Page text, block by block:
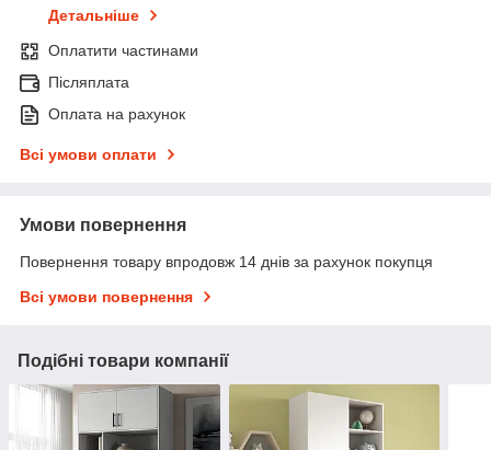
Детальніше
Оплатити частинами
Післяплата
Оплата на рахунок
Всі умови оплати
Умови повернення
Повернення товару впродовж 14 днів за рахунок покупця
Всі умови повернення
Подібні товари компанії